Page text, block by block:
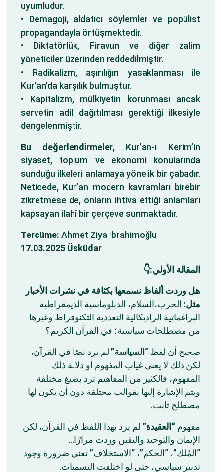
uyumludur.
• Demagoji, aldatıcı söylemler ve popülist
propagandayla örtüşmektedir.
• Diktatörlük, Firavun ve diğer zalim
yöneticiler üzerinden reddedilmiştir.
• Radikalizm, aşırılığın yasaklanması ile
Kur’an’da karşılık bulmuştur.
• Kapitalizm, mülkiyetin korunması ancak
servetin adil dağıtılması gerektiği ilkesiyle
dengelenmiştir.
Bu değerlendirmeler, Kur’an-ı Kerim’in
siyaset, toplum ve ekonomi konularında
sunduğu ilkeleri anlamaya yönelik bir çabadır.
Neticede, Kur’an modern kavramları birebir
zikretmese de, onların ihtiva ettiği anlamları
kapsayan ilahî bir çerçeve sunmaktadır.
Tercüme: Ahmet Ziya İbrahimoğlu
17.03.2025 Üsküdar
المقالة الأولي:👇
هل وردت ألفاظ نسمعها بكثافة في نشرات الأخبار
مثل: الحرب،السلام، الدبلوماسية الديمقراطية
البراغماتية الراديكالية التعددية التكنوقراط وغيرها
من مصطلحات سياسية؛ في القرآن الكريم؟
صحيح أن لفظ “السياسة” لم يرد نصًا في القرآن،
لكن ذلك لا يعني غياب المفهوم او دلالة ذلك
المفهوم، فالكثير من المفاهيم ترد بصيغ مختلفة
ويتم الإشارة إليها بقوالب مختلفة دون أن يكون لها
مصطلح ثابت.
مفهوم “العقيدة” لم يرد بهذا اللفظ في القرآن، لكن
الإيمان والتوحيد واليقين وردت مرارًا…
“المُلك”، “الحكم”، “الاستخلاف” تعني ضرورة وجود
تدبير سياسي، حتى لو اختلفت التسميات.